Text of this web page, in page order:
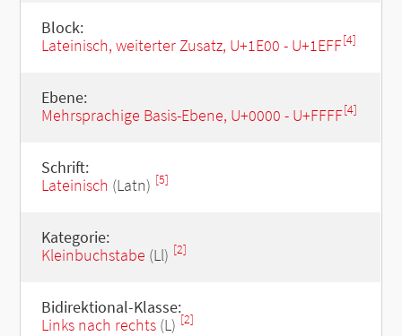
Block:
Lateinisch, weiterter Zusatz, U+1E00 - U+1EFF[4]
Ebene:
Mehrsprachige Basis-Ebene, U+0000 - U+FFFF[4]
Schrift:
Lateinisch (Latn) [5]
Kategorie:
Kleinbuchstabe (Ll) [2]
Bidirektional-Klasse:
Links nach rechts(L) [2]